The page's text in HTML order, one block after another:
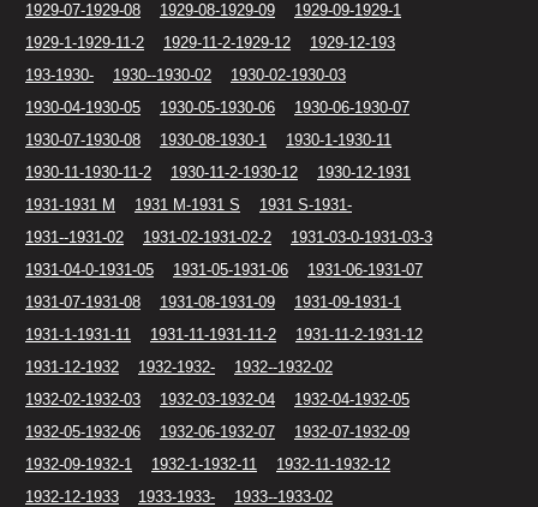
1929-07-1929-08
1929-08-1929-09
1929-09-1929-1
1929-1-1929-11-2
1929-11-2-1929-12
1929-12-193
193-1930-
1930--1930-02
1930-02-1930-03
1930-04-1930-05
1930-05-1930-06
1930-06-1930-07
1930-07-1930-08
1930-08-1930-1
1930-1-1930-11
1930-11-1930-11-2
1930-11-2-1930-12
1930-12-1931
1931-1931 M
1931 M-1931 S
1931 S-1931-
1931--1931-02
1931-02-1931-02-2
1931-03-0-1931-03-3
1931-04-0-1931-05
1931-05-1931-06
1931-06-1931-07
1931-07-1931-08
1931-08-1931-09
1931-09-1931-1
1931-1-1931-11
1931-11-1931-11-2
1931-11-2-1931-12
1931-12-1932
1932-1932-
1932--1932-02
1932-02-1932-03
1932-03-1932-04
1932-04-1932-05
1932-05-1932-06
1932-06-1932-07
1932-07-1932-09
1932-09-1932-1
1932-1-1932-11
1932-11-1932-12
1932-12-1933
1933-1933-
1933--1933-02